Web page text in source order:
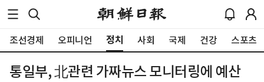
조선경제 오피니언 정치 사회 국제 건강 스포츠
통일부, 北관련 가짜뉴스 모니터링에 예산